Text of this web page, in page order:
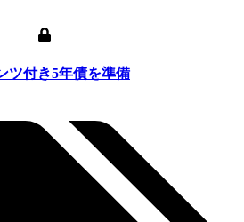
ツ付き5年債を準備